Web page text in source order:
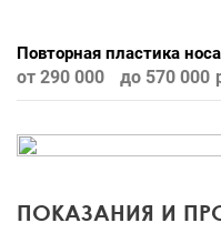
Повторная пластика носа
от 290 000 до 570 000
ПОКАЗАНИЯ И